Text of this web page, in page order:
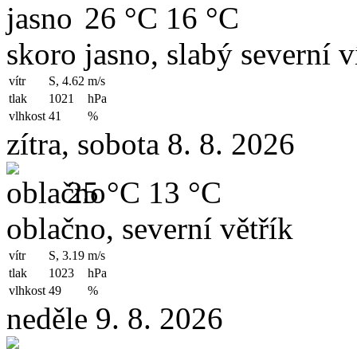
26 °C 16 °C
skoro jasno, slabý severní
vítr S, 4.62 m/s
tlak
1021
hPa
vlhkost 41 %
zítra, sobota 8. 8. 2026
25 °C 13 °C
oblačno, severní větřík
vítr S, 3.19 m/s
tlak
1023
hPa
vlhkost 49 %
neděle 9. 8. 2026